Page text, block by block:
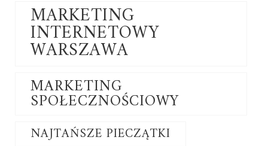
MARKETING
INTERNETOWY
WARSZAWA
MARKETING
SPOŁECZNOŚCIOWY
NAJTAŃSZE PIECZĄTKI